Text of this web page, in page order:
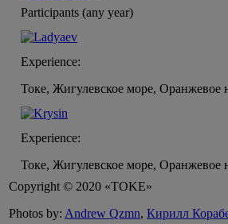
Participants (any year)
Experience:
Токе, Жигулевское море, Оранжевое
Experience:
Токе, Жигулевское море, Оранжевое
Copyright © 2020 «TOKE»
Photos by: Andrew Qzmn, Кирилл